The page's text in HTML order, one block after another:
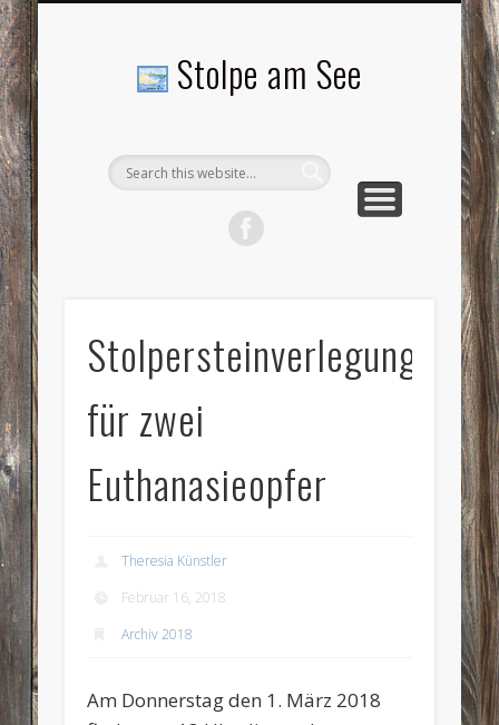
Stolpe am See
Stolpersteinverlegung
für zwei
Euthanasieopfer
Theresia Künstler
Februar 16, 2018
Archiv 2018
Am Donnerstag den 1. März 2018